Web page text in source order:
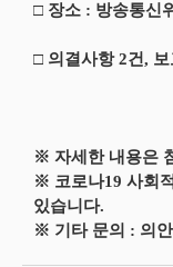
□ 장소 : 방송통신
□ 의결사항 2건, 보
※ 자세한 내용은
※ 코로나19 사회
있습니다.
※ 기타 문의 : 의